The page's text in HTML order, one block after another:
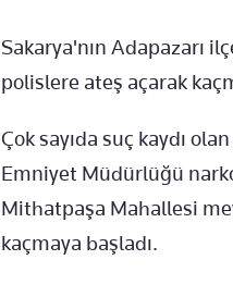
Sakarya'nın Adapazarı
polislere ateş açarak
Çok sayıda suç kaydı
Emniyet Müdürlüğü
Mithatpaşa Mahallesi
kaçmaya başladı.